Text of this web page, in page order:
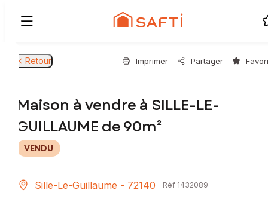
Retour Imprimer Partager
Maison à vendre à SILLE-LE-
GUILLAUME de 90m²
VENDU
Sille-Le-Guillaume - 72140 Réf 1432089